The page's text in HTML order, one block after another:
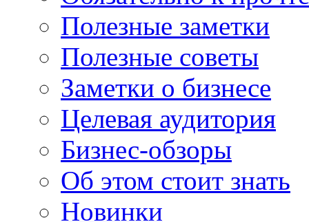
Полезные заметки
Полезные советы
Заметки о бизнесе
Целевая аудитория
Бизнес-обзоры
Об этом стоит знать
Новинки